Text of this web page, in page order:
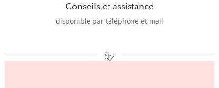
Conseils et assistance
disponible par téléphone et mail